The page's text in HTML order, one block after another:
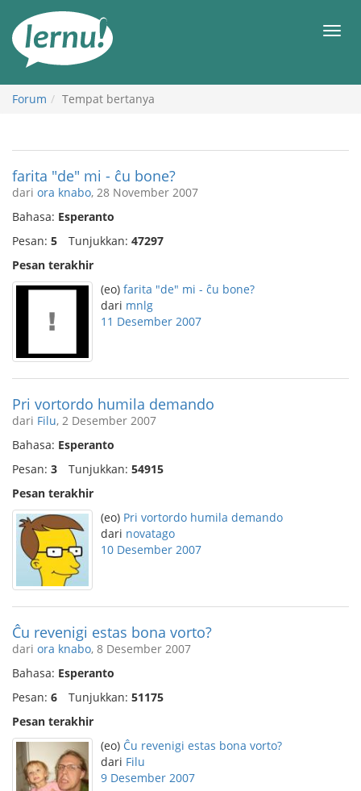
daftar
Forum Tempat bertanya
farita "de" mi - ĉu bone?
dari ora knabo, 28 November 2007
Bahasa: Esperanto
Pesan: 5 Tunjukkan: 47297
Pesan terakhir
(eo) farita "de" mi - ĉu bone?
dari mnlg
11 Desember 2007
Pri vortordo humila demando
dari Filu, 2 Desember 2007
Bahasa: Esperanto
Pesan: 3 Tunjukkan: 54915
Pesan terakhir
(eo) Pri vortordo humila demando
dari novatago
10 Desember 2007
Ĉu revenigi estas bona vorto?
dari ora knabo, 8 Desember 2007
Bahasa: Esperanto
Pesan: 6 Tunjukkan: 51175
Pesan terakhir
(eo) Ĉu revenigi estas bona vorto?
dari Filu
9 Desember 2007